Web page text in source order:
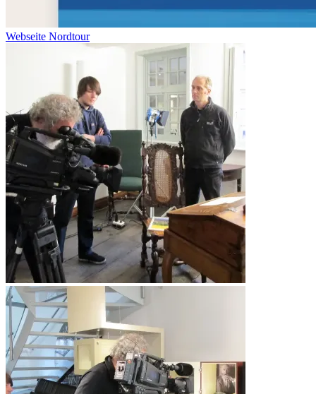
Webseite Nordtour